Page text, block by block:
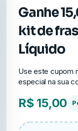
Ganhe
kit de
Líquido
Use este cupom
especial na sua
R$ 15,00